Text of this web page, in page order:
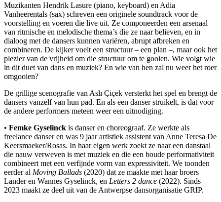
Muzikanten Hendrik Lasure (piano, keyboard) en Adia
Vanheerentals (sax) schreven een originele soundtrack voor de
voorstelling en voeren die live uit. Ze componeerden een arsenaal
van ritmische en melodische thema’s die ze naar believen, en in
dialoog met de dansers kunnen variëren, abrupt afbreken en
combineren. De kijker voelt een structuur – een plan –, maar ook het
plezier van de vrijheid om die structuur om te gooien. Wie volgt wie
in dit duet van dans en muziek? En wie van hen zal nu weer het roer
omgooien?
De grillige scenografie van Aslı Çiçek versterkt het spel en brengt de
dansers vanzelf van hun pad. En als een danser struikelt, is dat voor
de andere performers meteen weer een uitnodiging.
• Femke Gyselinck is danser en choreograaf. Ze werkte als
freelance danser en was 9 jaar artistiek assistent van Anne Teresa De
Keersmaeker/Rosas. In haar eigen werk zoekt ze naar een danstaal
die nauw verweven is met muziek en die een boude performativiteit
combineert met een verfijnde vorm van expressiviteit. We toonden
eerder al Moving Ballads (2020) dat ze maakte met haar broers
Lander en Wannes Gyselinck, en Letters 2 dance (2022). Sinds
2023 maakt ze deel uit van de Antwerpse dansorganisatie GRIP.